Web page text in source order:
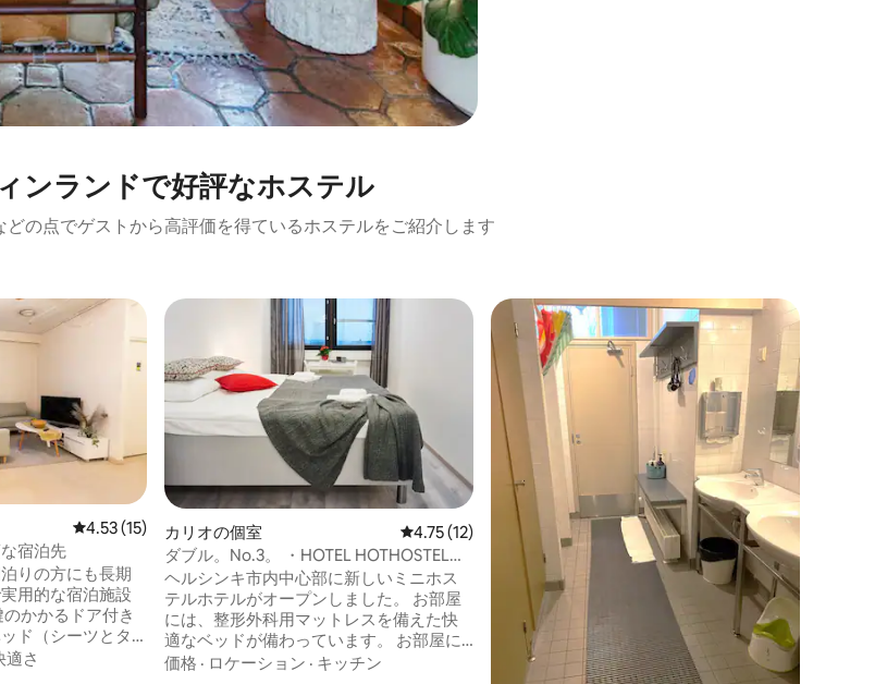
ンランドで好評なホステル
どの点でゲストから高評価を得ているホステルをご紹介します
レビュー15件、5つ星中4.53つ星の平均評価
4.53 (15)
宿泊先
りの方にも長期
用的な宿泊施設
ド（シーツとタ
プ、収納スペー
適さ
カリオの個室 レビュー12件、5つ星中4.75つ星の平均評価
4.75 (12)
ダブル。No.3。 ・HOTEL HOTHOSTEL
INNTOURIST INNTOURIST in the CENTER
of Helsinki
ヘルシンキ市内中心部に新しいミニホス
テルホテルがオープンしました。 お部屋
には、整形外科用マットレスを備えた快
適なベッドが備わっています。 お部屋に
はテレビ、冷蔵庫、ケトル、タオル、無
価格 · ロケーション · キッチン